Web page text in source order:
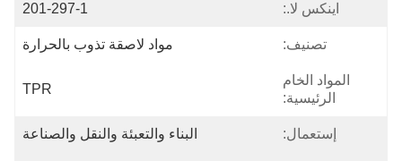
اينكس لا.: 201-297-1
تصنيف: مواد لاصقة تذوب بالحرارة
المواد الخام
الرئيسية:
TPR
إستعمال: البناء والتعبئة والنقل والصناعة